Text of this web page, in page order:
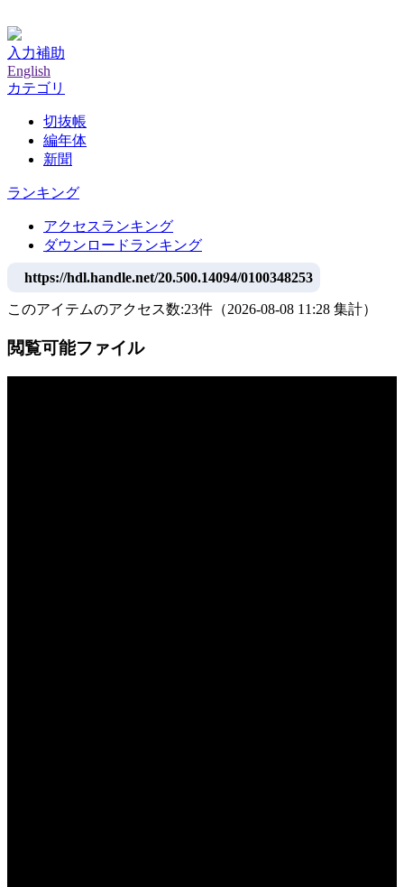
入力補助
English
カテゴリ
切抜帳
編年体
新聞
ランキング
アクセスランキング
ダウンロードランキング
https://hdl.handle.net/20.500.14094/0100348253
このアイテムのアクセス数:23件 （2026-08-08 11:28 集計）
閲覧可能ファイル